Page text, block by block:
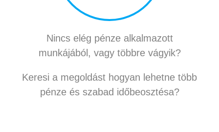
Nincs elég pénze alkalmazott
munkájából, vagy többre vágyik?
Keresi a megoldást hogyan lehetne több
pénze és szabad időbeosztésa?